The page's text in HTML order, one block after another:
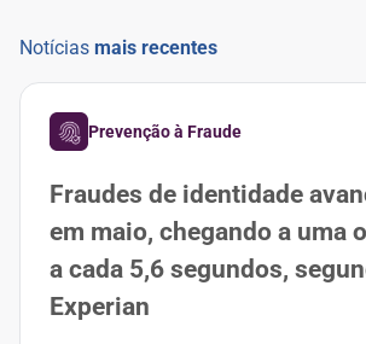
Notícias mais recentes
Prevenção à Fraude
Fraudes de identidade
em maio, chegando a uma
a cada 5,6 segundos,
Experian